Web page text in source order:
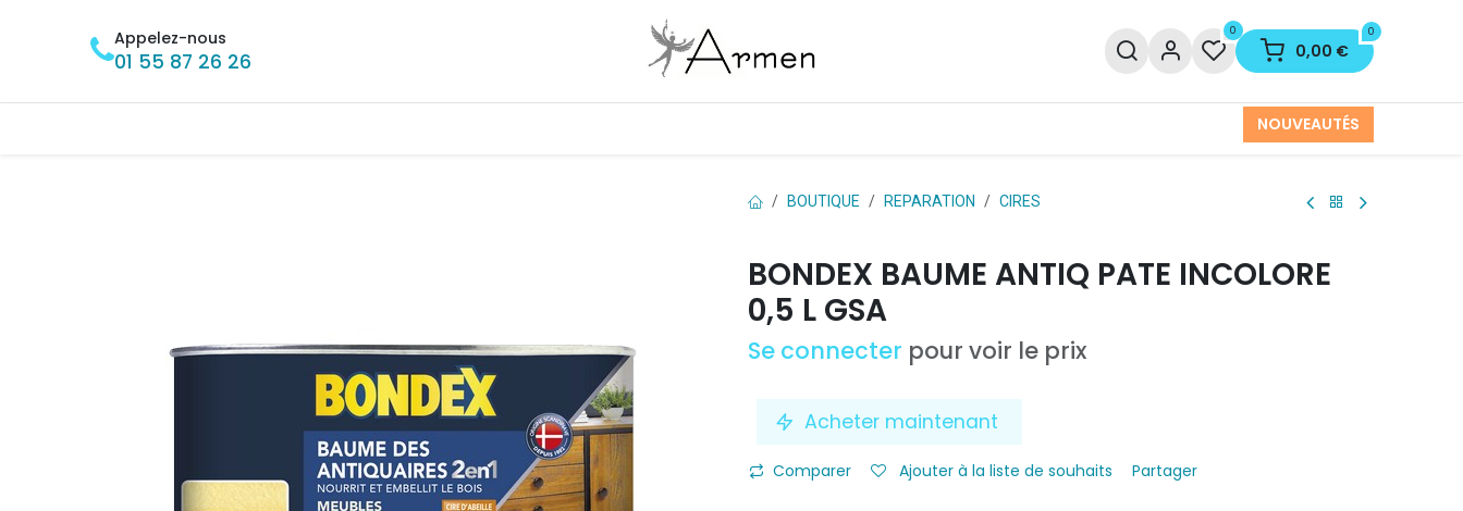
Appelez-nous
01 55 87 26 26
0 0
0,00 €
NOUVEAUTÉS
BOUTIQUE REPARATION CIRES
BONDEX BAUME ANTIQ PATE INCOLORE
0,5 L GSA
Se connecter pour voir le prix
Acheter maintenant
Comparer Ajouter à la liste de souhaits Partager